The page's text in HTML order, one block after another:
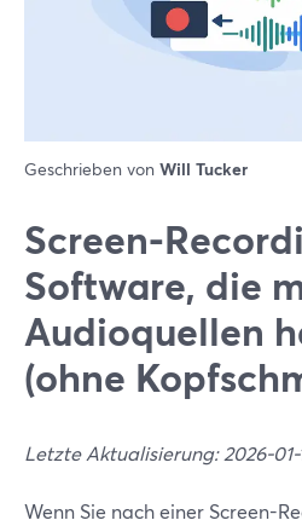
Geschrieben von Will Tucker
Screen-
Software, die
Audioquellen
(ohne
Letzte Aktualisierung: 2026-01-
Wenn Sie nach einer Screen-